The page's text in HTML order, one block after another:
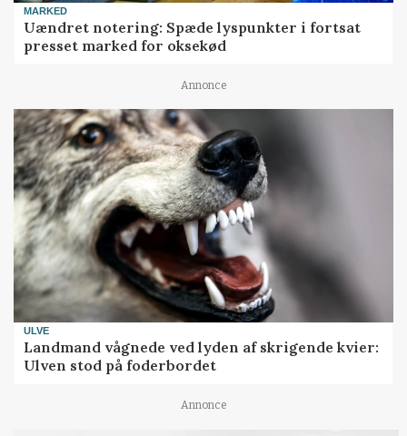
MARKED
Uændret notering: Spæde lyspunkter i fortsat
presset marked for oksekød
Annonce
ULVE
Landmand vågnede ved lyden af skrigende kvier:
Ulven stod på foderbordet
Annonce